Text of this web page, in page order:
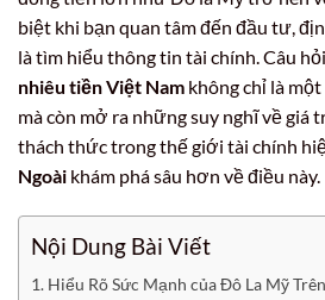
biệt khi bạn quan tâm đến đầu tư,
là tìm hiểu thông tin tài chính. Câu hỏi
nhiêu tiền Việt Nam không chỉ là
mà còn mở ra những suy nghĩ về giá
thách thức trong thế giới tài chính
Ngoài khám phá sâu hơn về điều này.
Nội Dung Bài Viết
Hiểu Rõ Sức Mạnh của Đô La Mỹ